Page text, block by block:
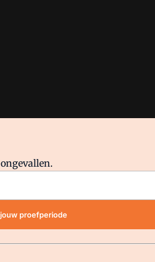
Op gebruik van deze site zijn de
proefperiode